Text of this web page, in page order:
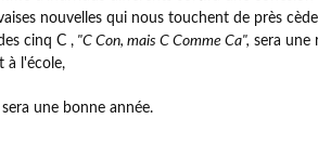
nouvelles qui nous touchent de près
cinq C , "C Con, mais C Comme Ca", sera une
à l'école,
une bonne année.